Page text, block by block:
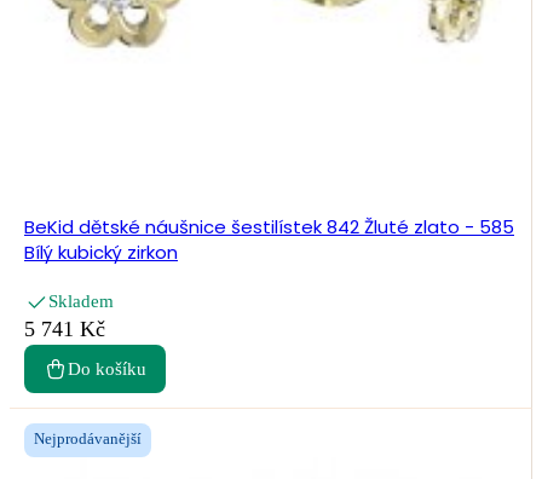
BeKid dětské náušnice šestilístek 842 Žluté zlato - 585
Bílý kubický zirkon
Skladem
5 741 Kč
Do košíku
Nejprodávanější